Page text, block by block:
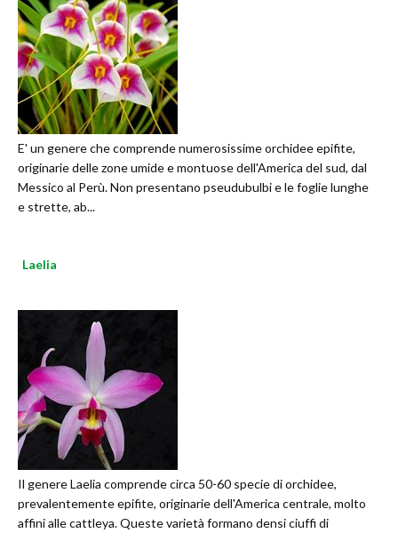
E' un genere che comprende numerosissime orchidee epifite,
originarie delle zone umide e montuose dell'America del sud, dal
Messico al Perù. Non presentano pseudubulbi e le foglie lunghe
e strette, ab...
Laelia
Il genere Laelia comprende circa 50-60 specie di orchidee,
prevalentemente epifite, originarie dell'America centrale, molto
affini alle cattleya. Queste varietà formano densi ciuffi di